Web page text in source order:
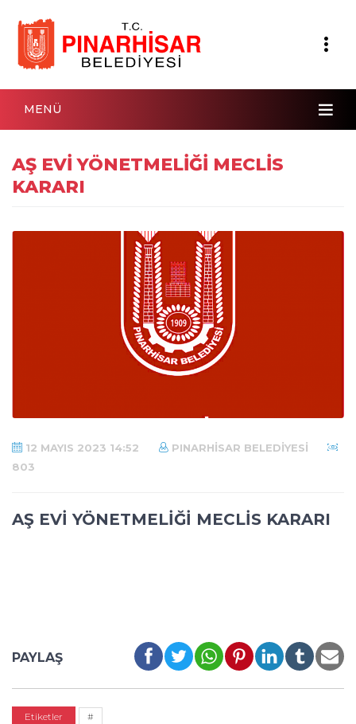
MENÜ
AŞ EVİ YÖNETMELİĞİ MECLİS
KARARI
12 MAYIS 2023 14:52
PINARHISAR BELEDIYESI
803
AŞ EVİ YÖNETMELİĞİ MECLİS KARARI
PAYLAŞ
Etiketler #